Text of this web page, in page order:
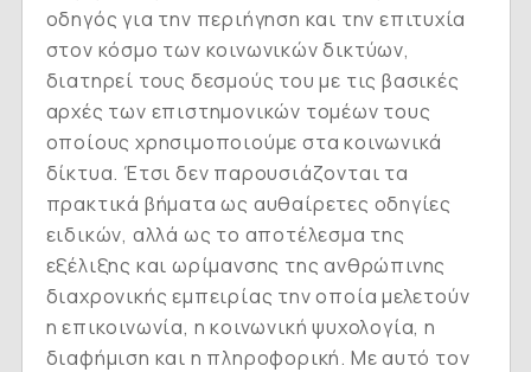
οδηγός για την περιήγηση και την επιτυχία
στον κόσμο των κοινωνικών δικτύων,
διατηρεί τους δεσμούς του με τις βασικές
αρχές των επιστημονικών τομέων τους
οποίους χρησιμοποιούμε στα κοινωνικά
δίκτυα. Έτσι δεν παρουσιάζονται τα
πρακτικά βήματα ως αυθαίρετες οδηγίες
ειδικών, αλλά ως το αποτέλεσμα της
εξέλιξης και ωρίμανσης της ανθρώπινης
διαχρονικής εμπειρίας την οποία μελετούν
η επικοινωνία, η κοινωνική ψυχολογία, η
διαφήμιση και η πληροφορική. Με αυτό τον